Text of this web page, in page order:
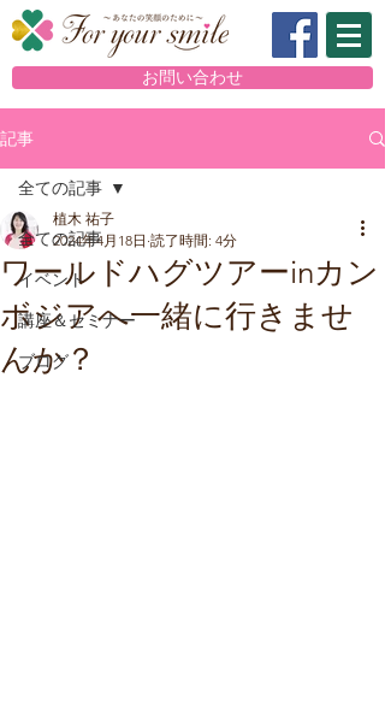
お問い合わせ
記事
全ての記事
イベント
講座＆セミナー
ブログ
全ての記事
ワールドハグツアーinカン
ボジアへ一緒に行きませ
んか？
植木 祐子
2024年4月18日 読了時間: 4分